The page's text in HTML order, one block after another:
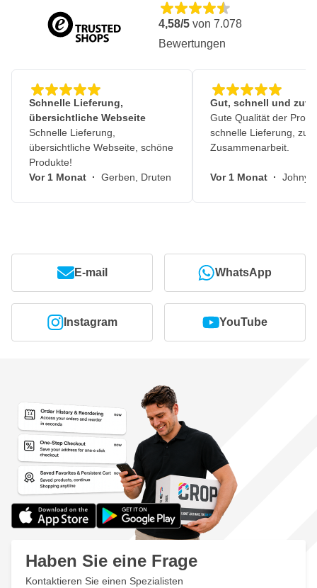
4,58/5 von 7.078
Bewertungen
Schnelle Lieferung,
übersichtliche Webseite
Schnelle Lieferung,
übersichtliche Webseite, schöne
Produkte!
Vor 1 Monat · Gerben, Druten
Gut, schnell und
Gute Qualität der
schnelle Lieferung,
Zusammenarbeit.
Vor 1 Monat · Johny,
E-mail WhatsApp
Instagram YouTube
Haben Sie eine Frage
Kontaktieren Sie einen Spezialisten